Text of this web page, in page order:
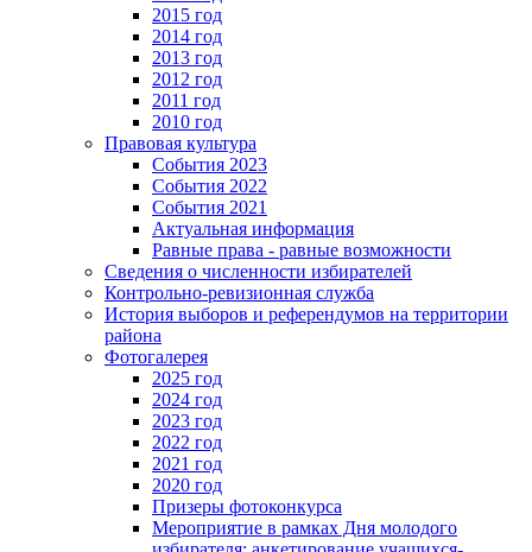
2015 год
2014 год
2013 год
2012 год
2011 год
2010 год
Правовая культура
События 2023
События 2022
События 2021
Актуальная информация
Равные права - равные возможности
Сведения о численности избирателей
Контрольно-ревизионная служба
История выборов и референдумов на территории
района
Фотогалерея
2025 год
2024 год
2023 год
2022 год
2021 год
2020 год
Призеры фотоконкурса
Мероприятие в рамках Дня молодого